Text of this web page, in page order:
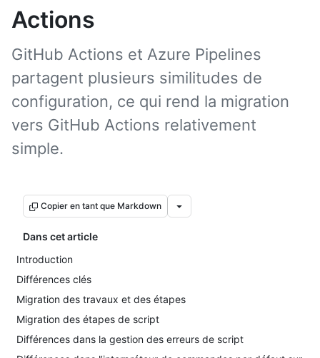
Actions
GitHub Actions et Azure Pipelines
partagent plusieurs similitudes de
configuration, ce qui rend la migration
vers GitHub Actions relativement
simple.
Copier en tant que Markdown
Dans cet article
Introduction
Différences clés
Migration des travaux et des étapes
Migration des étapes de script
Différences dans la gestion des erreurs de script